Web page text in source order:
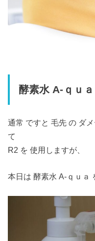
酵素水 A‐ｑｕａ
通常 ですと 毛先 の ダ
て
R2 を 使用しますが、
本日は 酵素水 A‐ｑｕａ